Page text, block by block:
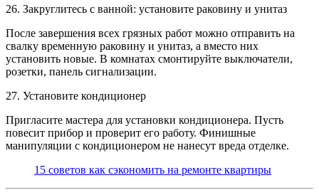
26. Закруглитесь с ванной: установите раковину и унитаз
После завершения всех грязных работ можно отправить на
свалку временную раковину и унитаз, а вместо них
установить новые. В комнатах смонтируйте выключатели,
розетки, панель сигнализации.
27. Установите кондиционер
Пригласите мастера для установки кондиционера. Пусть
повесит прибор и проверит его работу. Финишные
манипуляции с кондиционером не нанесут вреда отделке.
15 советов как сэкономить на ремонте квартиры